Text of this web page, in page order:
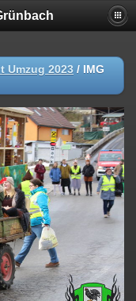
Umzug 2023 / IMG